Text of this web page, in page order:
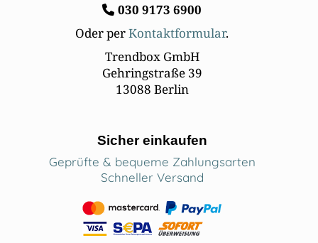
030 9173 6900
Oder perKontaktformular.
Trendbox GmbH
Gehringstraße 39
13088 Berlin
Sicher einkaufen
Geprüfte & bequeme Zahlungsarten
Schneller Versand